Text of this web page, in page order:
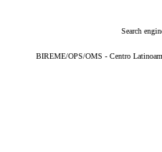
Search
BIREME/OPS/OMS - Centro